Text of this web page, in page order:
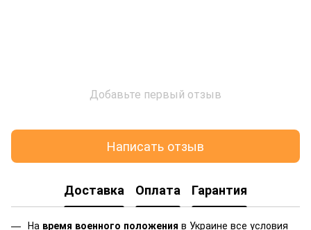
Добавьте первый отзыв
Написать отзыв
Доставка Оплата Гарантия
На время военного положения в Украине все условия